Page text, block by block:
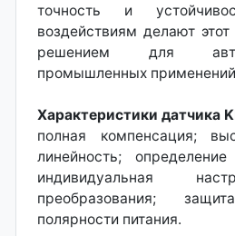
точность и
воздействиям делают
решением для
промышленных
Характеристики датчика
полная компенсация;
линейность;
индивидуальная
преобразования;
полярности питания.